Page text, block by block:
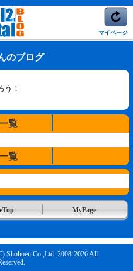
マイページ
のブログ
う！
覧
覧
MyPage
Shohoen Co.,Ltd. 2008-2026 All